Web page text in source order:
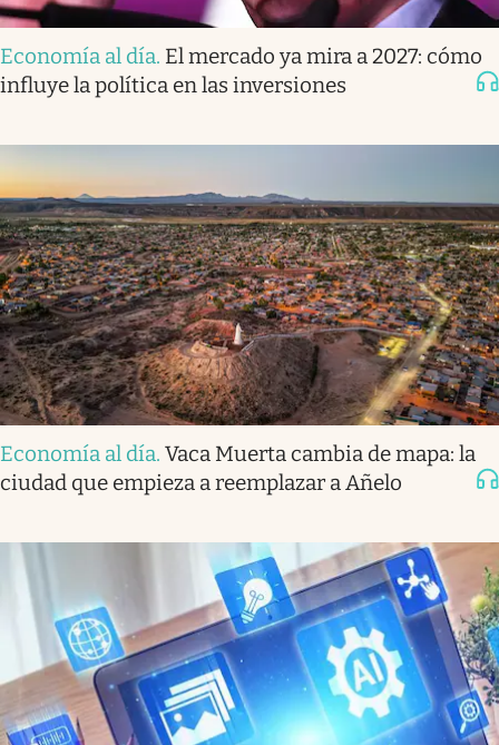
Economía al día. El mercado ya mira a 2027: cómo
influye la política en las inversiones
Economía al día. Vaca Muerta cambia de mapa: la
ciudad que empieza a reemplazar a Añelo